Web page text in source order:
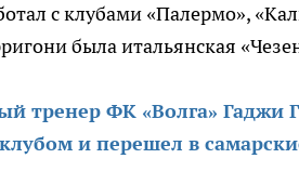
с клубами «Палермо»,
была итальянская
тренер ФК «Волга» Гаджи
и перешел в